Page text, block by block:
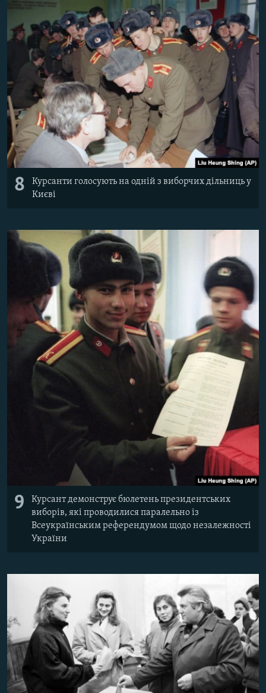
8
Курсанти голосують на одній з виборчих дільниць у
Києві
9
Курсант демонструє бюлетень президентських
виборів, які проводилися паралельно із
Всеукраїнським референдумом щодо незалежності
України